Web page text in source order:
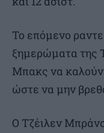
Το επόμενο
ξημερώματα της
Μπακς να
ώστε να μην
Ο Τζέιλεν